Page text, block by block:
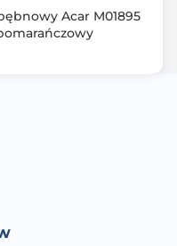
Acar M01895